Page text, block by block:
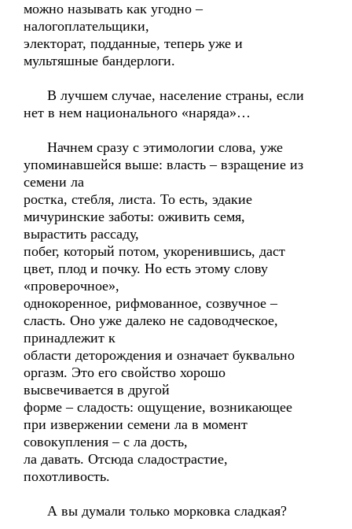
можно называть как угодно –
налогоплательщики,
электорат, подданные, теперь уже и
мультяшные бандерлоги.
В лучшем случае, население страны, если
нет в нем национального «наряда»…
Начнем сразу с этимологии слова, уже
упоминавшейся выше: власть – взращение из
семени ла
ростка, стебля, листа. То есть, эдакие
мичуринские заботы: оживить семя,
вырастить рассаду,
побег, который потом, укоренившись, даст
цвет, плод и почку. Но есть этому слову
«проверочное»,
однокоренное, рифмованное, созвучное –
сласть. Оно уже далеко не садоводческое,
принадлежит к
области деторождения и означает буквально
оргазм. Это его свойство хорошо
высвечивается в другой
форме – сладость: ощущение, возникающее
при извержении семени ла в момент
совокупления – с ла дость,
ла давать. Отсюда сладострастие,
похотливость.
А вы думали только морковка сладкая?